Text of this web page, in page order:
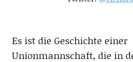
Es ist die Geschichte einer
Unionmannschaft, die in